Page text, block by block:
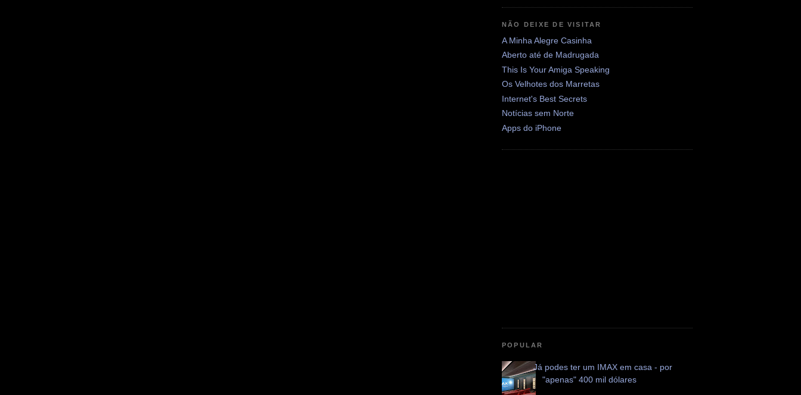
NÃO DEIXE DE VISITAR
A Minha Alegre Casinha
Aberto até de Madrugada
This Is Your Amiga Speaking
Os Velhotes dos Marretas
Internet's Best Secrets
Notícias sem Norte
Apps do iPhone
POPULAR
Já podes ter um IMAX em casa - por
"apenas" 400 mil dólares